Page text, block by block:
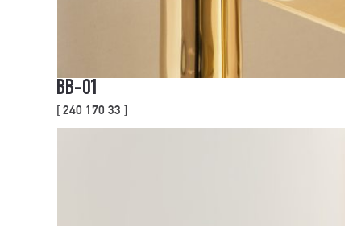
BB-01
[ 240 170 33 ]